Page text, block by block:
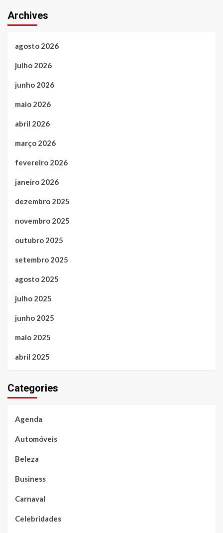
Archives
agosto 2026
julho 2026
junho 2026
maio 2026
abril 2026
março 2026
fevereiro 2026
janeiro 2026
dezembro 2025
novembro 2025
outubro 2025
setembro 2025
agosto 2025
julho 2025
junho 2025
maio 2025
abril 2025
Categories
Agenda
Automóveis
Beleza
Business
Carnaval
Celebridades